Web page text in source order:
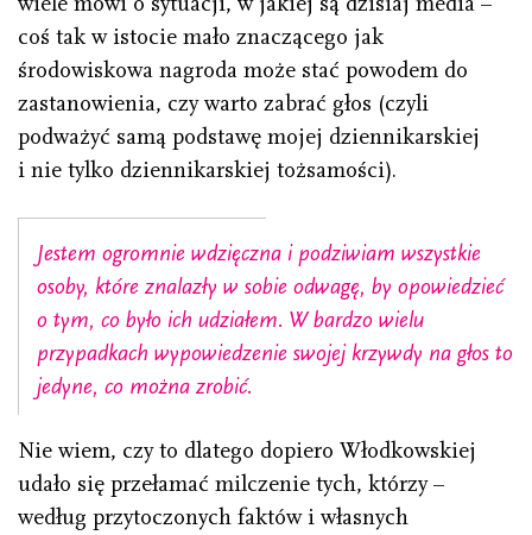
coś tak w istocie mało znaczącego jak
środowiskowa nagroda może stać powodem do
zastanowienia, czy warto zabrać głos (czyli
podważyć samą podstawę mojej dziennikarskiej
i nie tylko dziennikarskiej tożsamości).
Jestem ogromnie wdzięczna i podziwiam wszystkie
osoby, które znalazły w sobie odwagę, by opowiedzieć
o tym, co było ich udziałem. W bardzo wielu
przypadkach wypowiedzenie swojej krzywdy na głos to
jedyne, co można zrobić.
Nie wiem, czy to dlatego dopiero Włodkowskiej
udało się przełamać milczenie tych, którzy –
według przytoczonych faktów i własnych